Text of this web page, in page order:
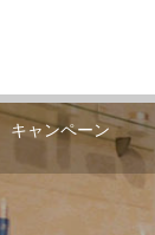
キャンペーン